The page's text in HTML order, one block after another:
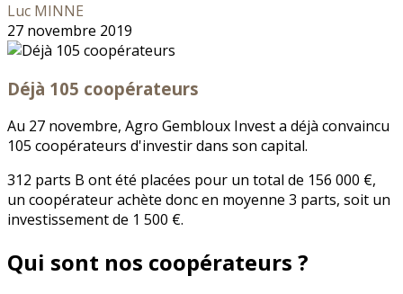
Luc MINNE
27 novembre 2019
Déjà 105 coopérateurs
Au 27 novembre, Agro Gembloux Invest a déjà convaincu
105 coopérateurs d'investir dans son capital.
312 parts B ont été placées pour un total de 156 000 €,
un coopérateur achète donc en moyenne 3 parts, soit un
investissement de 1 500 €.
Qui sont nos coopérateurs ?